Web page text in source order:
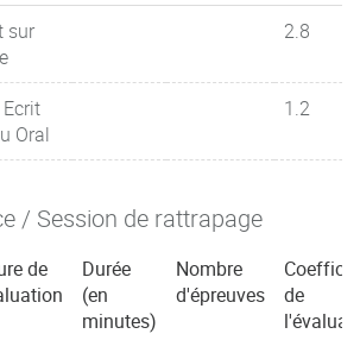
sur
2.8
Ecrit
Oral
1.2
/ Session de rattrapage
de
Durée
(en
minutes)
Nombre
d'épreuves
de